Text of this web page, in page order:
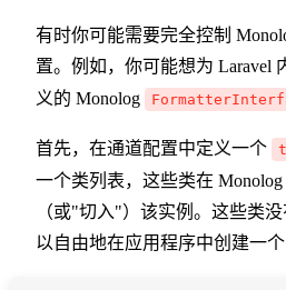
有时你可能需要完全控制
置。例如，你可能想为 Laravel
义的 Monolog
首先，在通道配置中定义一个
一个类列表，这些类在
（或"切入"）该实例。这些类
以自由地在应用程序中创建一